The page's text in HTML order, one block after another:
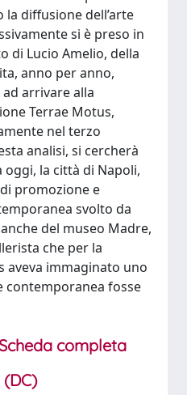
la diffusione dell’arte
si è preso in
di Lucio Amelio, della
anno per anno,
arrivare alla
Terrae Motus,
nel terzo
analisi, si cercherà
la città di Napoli,
promozione e
svolto da
del museo Madre,
che per la
aveva immaginato uno
contemporanea fosse
completa